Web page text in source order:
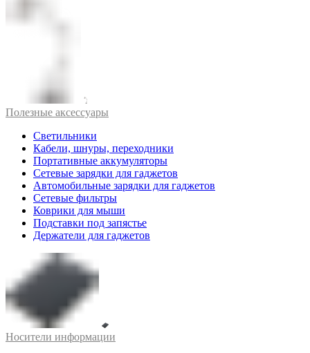
Полезные аксессуары
Светильники
Кабели, шнуры, переходники
Портативные аккумуляторы
Сетевые зарядки для гаджетов
Автомобильные зарядки для гаджетов
Сетевые фильтры
Коврики для мыши
Подставки под запястье
Держатели для гаджетов
Носители информации